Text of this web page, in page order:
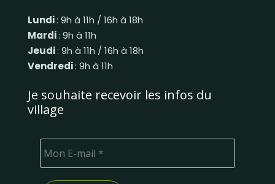
Lundi: 9h à 11h / 16h à 18h
Mardi: 9h à 11h
Jeudi: 9h à 11h / 16h à 18h
Vendredi: 9h à 11h
Je souhaite recevoir les infos du
village